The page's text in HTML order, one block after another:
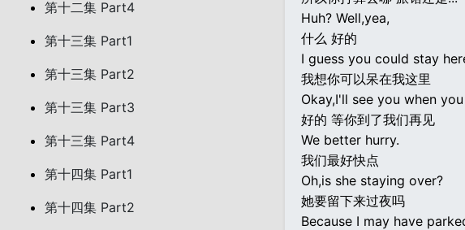
第十二集 Part4
第十三集 Part1
第十三集 Part2
第十三集 Part3
第十三集 Part4
第十四集 Part1
第十四集 Part2
Huh? Well,yea,
什么 好的
I guess you could stay
我想你可以呆在我这里
Okay,I'll see you when
好的 等你到了我们再见
We better hurry.
我们最好快点
Oh,is she staying over?
她要留下来过夜吗
Because I may have